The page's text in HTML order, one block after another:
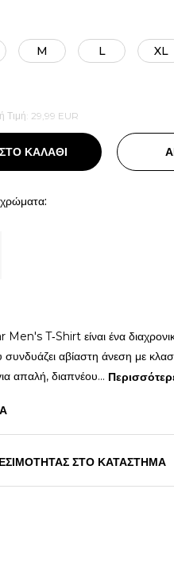
M L XL
Τιμή: 29,99 EUR
ΚΑΛΑΘΙ
χρώματα:
T‑Shirt είναι ένα
αβίαστη άνεση με
απαλή, διαπνέου...
ΣΤΟ ΚΑΤΑΣΤΗΜΑ